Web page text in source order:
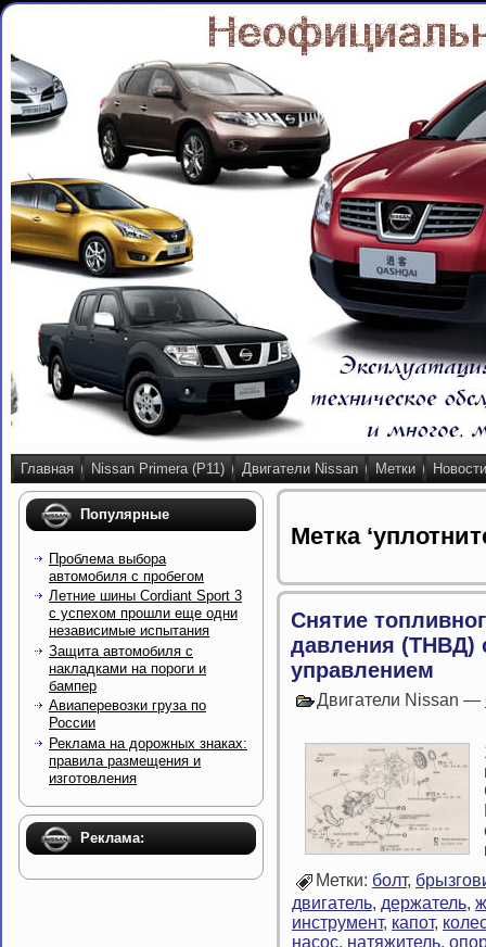
Главная Nissan Primera (P11) Двигатели Nissan Метки Новости
Популярные
Проблема выбора
автомобиля с пробегом
Летние шины Cordiant Sport 3
с успехом прошли еще одни
независимые испытания
Защита автомобиля с
накладками на пороги и
бампер
Авиаперевозки груза по
России
Реклама на дорожных знаках:
правила размещения и
изготовления
Реклама:
Метка
Снятие
давления (ТНВД)
управлением
Двигатели Nissan —
Метки: болт,
двигатель, держатель,
инструмент, капот,
насос, натяжитель,